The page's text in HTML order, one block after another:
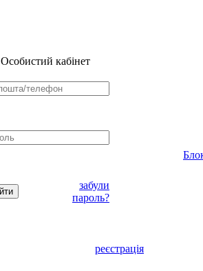
Особистий кабінет
забули
пароль?
реєстрація